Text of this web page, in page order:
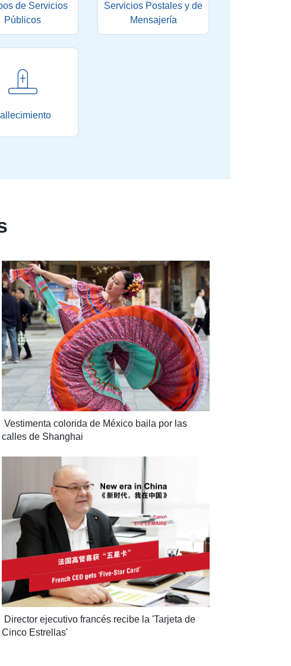
de Servicios
Públicos
Servicios Postales y de
Mensajería
Vestimenta colorida de México baila por las
calles de Shanghai
Director ejecutivo francés recibe la 'Tarjeta de
Cinco Estrellas'